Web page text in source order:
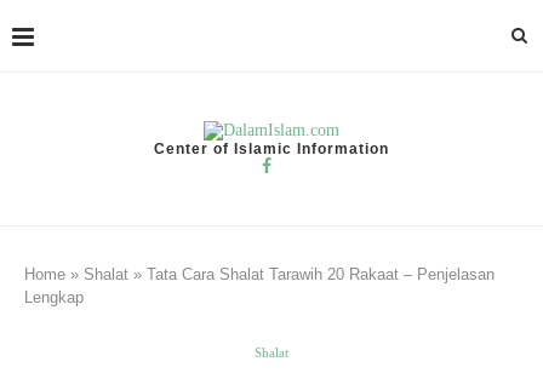
Center of Islamic Information
Home » Shalat » Tata Cara Shalat Tarawih 20 Rakaat – Penjelasan
Lengkap
Shalat